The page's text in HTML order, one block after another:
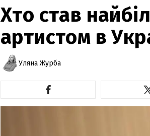
Хто став
артистом в
Уляна Журба